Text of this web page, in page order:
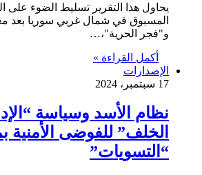
يحاول هذا التقرير تسليط الضوء على
المسبوق في شمال غربي سوريا بعد
و"فجر الحرية"،…
أكمل القراءة »
الإصدارات
17 سبتمبر، 2024
نظام الأسد وسياسة
الخلف” للفوضى الأمنية
“التسويات”